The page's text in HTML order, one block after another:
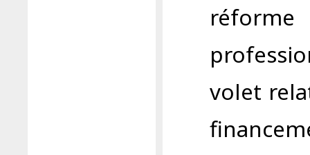
volet